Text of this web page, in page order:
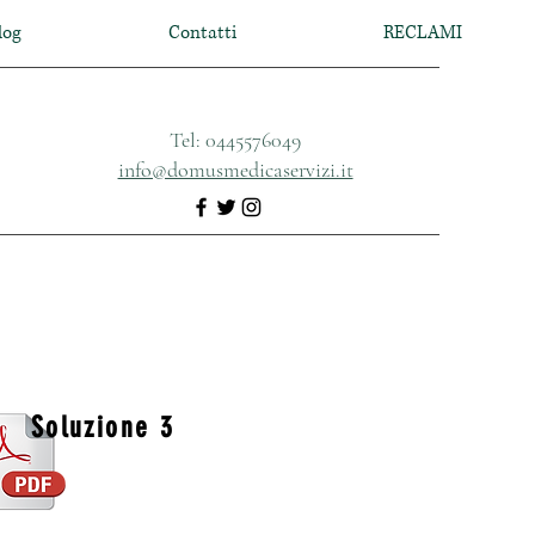
Contatti RECLAMI
Tel: 0445576049
info@domusmedicaservizi.it
Soluzione 3